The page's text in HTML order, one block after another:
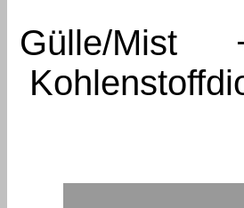
Gülle/